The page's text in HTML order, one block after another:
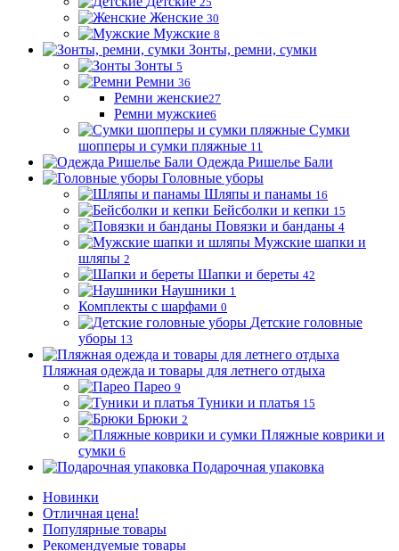
Женские 30
Мужские 8
Зонты, ремни, сумки
Зонты 5
Ремни 36
Ремни женские27
Ремни мужские6
Сумки
шопперы и сумки пляжные 11
Одежда Ришелье Бали
Головные уборы
Шляпы и панамы 16
Бейсболки и кепки 15
Повязки и банданы 4
Мужские шапки и
шляпы 2
Шапки и береты 42
Наушники 1
Комплекты с шарфами 0
Детские головные
уборы 13
Пляжная одежда и товары для летнего отдыха
Парео 9
Туники и платья 15
Брюки 2
Пляжные коврики и
сумки 6
Подарочная упаковка
Новинки
Отличная цена!
Популярные товары
Рекомендуемые товары